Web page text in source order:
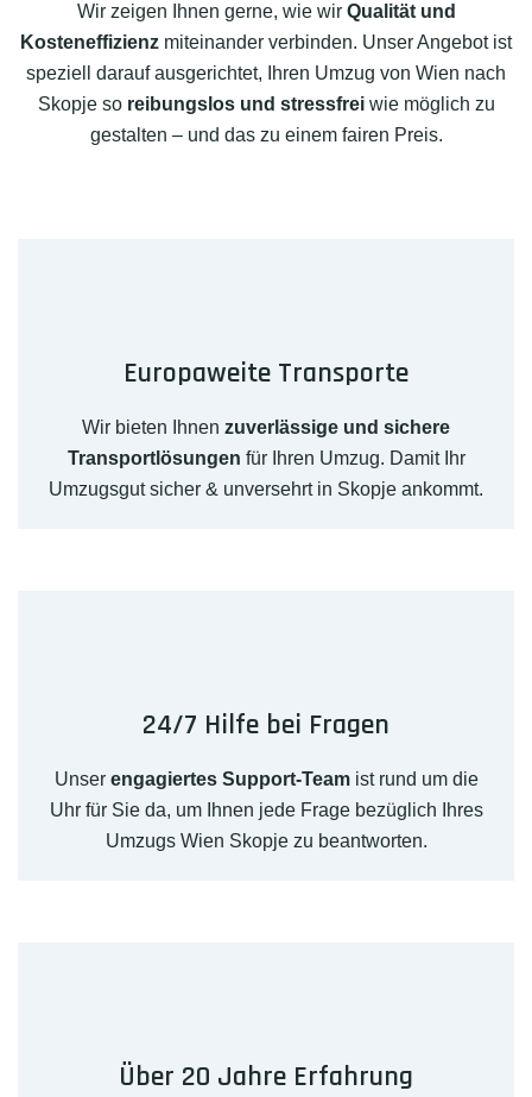
Wir zeigen Ihnen gerne, wie wir Qualität und
Kosteneffizienz miteinander verbinden. Unser Angebot ist
speziell darauf ausgerichtet, Ihren Umzug von Wien nach
Skopje so reibungslos und stressfreiwie möglich zu
gestalten – und das zu einem fairen Preis.
Europaweite Transporte
Wir bieten Ihnen zuverlässige und sichere
Transportlösungen für Ihren Umzug. Damit Ihr
Umzugsgut sicher & unversehrt in Skopje ankommt.
24/7 Hilfe bei Fragen
Unser engagiertes Support-Teamist rund um die
Uhr für Sie da, um Ihnen jede Frage bezüglich Ihres
Umzugs Wien Skopje zu beantworten.
Über 20 Jahre Erfahrung